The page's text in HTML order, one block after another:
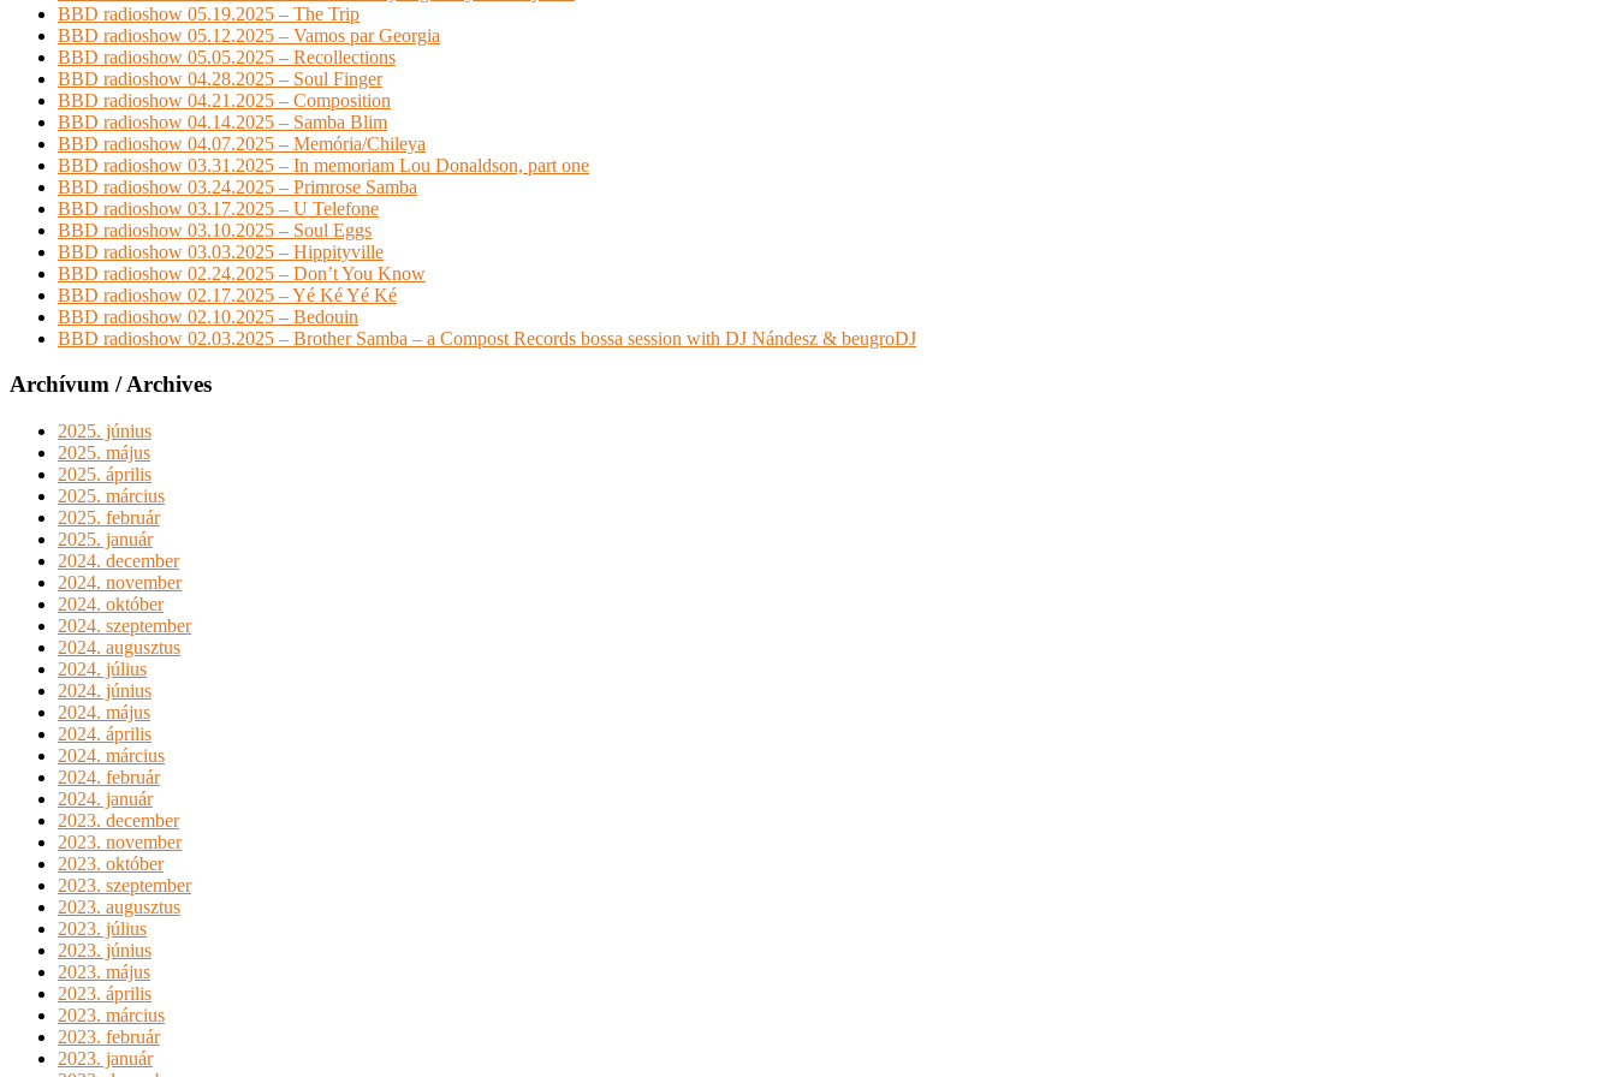
BBD radioshow 05.19.2025 – The Trip
BBD radioshow 05.12.2025 – Vamos par Georgia
BBD radioshow 05.05.2025 – Recollections
BBD radioshow 04.28.2025 – Soul Finger
BBD radioshow 04.21.2025 – Composition
BBD radioshow 04.14.2025 – Samba Blim
BBD radioshow 04.07.2025 – Memória/Chileya
BBD radioshow 03.31.2025 – In memoriam Lou Donaldson, part one
BBD radioshow 03.24.2025 – Primrose Samba
BBD radioshow 03.17.2025 – U Telefone
BBD radioshow 03.10.2025 – Soul Eggs
BBD radioshow 03.03.2025 – Hippityville
BBD radioshow 02.24.2025 – Don’t You Know
BBD radioshow 02.17.2025 – Yé Ké Yé Ké
BBD radioshow 02.10.2025 – Bedouin
BBD radioshow 02.03.2025 – Brother Samba – a Compost Records bossa session with DJ Nándesz & beugroDJ
Archívum / Archives
2025. június
2025. május
2025. április
2025. március
2025. február
2025. január
2024. december
2024. november
2024. október
2024. szeptember
2024. augusztus
2024. július
2024. június
2024. május
2024. április
2024. március
2024. február
2024. január
2023. december
2023. november
2023. október
2023. szeptember
2023. augusztus
2023. július
2023. június
2023. május
2023. április
2023. március
2023. február
2023. január